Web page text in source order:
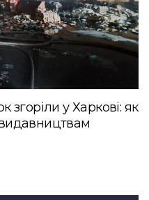
згоріли у Харкові: як